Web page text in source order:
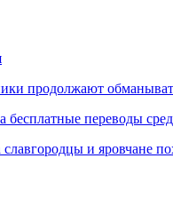
продолжают
бесплатные переводы
славгородцы и яровчане